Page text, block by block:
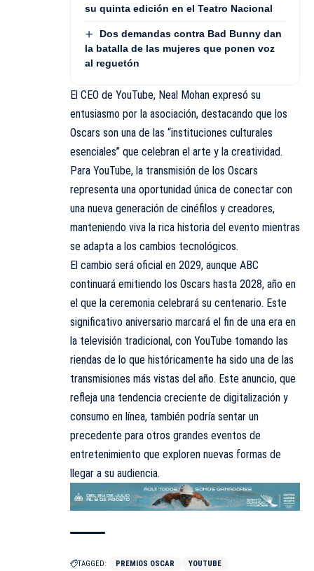
su quinta edición en el Teatro Nacional
Dos demandas contra Bad Bunny dan
la batalla de las mujeres que ponen voz
al reguetón
El CEO de YouTube, Neal Mohan expresó su
entusiasmo por la asociación, destacando que los
Oscars son una de las “instituciones culturales
esenciales” que celebran el arte y la creatividad.
Para YouTube, la transmisión de los Oscars
representa una oportunidad única de conectar con
una nueva generación de cinéfilos y creadores,
manteniendo viva la rica historia del evento mientras
se adapta a los cambios tecnológicos.
El cambio será oficial en 2029, aunque ABC
continuará emitiendo los Oscars hasta 2028, año en
el que la ceremonia celebrará su centenario. Este
significativo aniversario marcará el fin de una era en
la televisión tradicional, con YouTube tomando las
riendas de lo que históricamente ha sido una de las
transmisiones más vistas del año. Este anuncio, que
refleja una tendencia creciente de digitalización y
consumo en línea, también podría sentar un
precedente para otros grandes eventos de
entretenimiento que exploren nuevas formas de
llegar a su audiencia.
TAGGED: PREMIOS OSCAR YOUTUBE